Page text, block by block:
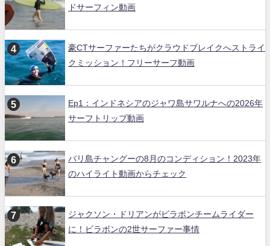
ドサーフィン動画
豪CTサーファーたちがクラウドブレイクへストライ
クミッション！フリーサーフ動画
Ep1：インドネシアのジャワ島サワルナへの2026年
サーフトリップ動画
バリ島チャングーの8月のコンディション！2023年
のハイライト動画からチェック
ジャクソン・ドリアンがビラボンチームライダー
に！ビラボンの2世サーファー事情